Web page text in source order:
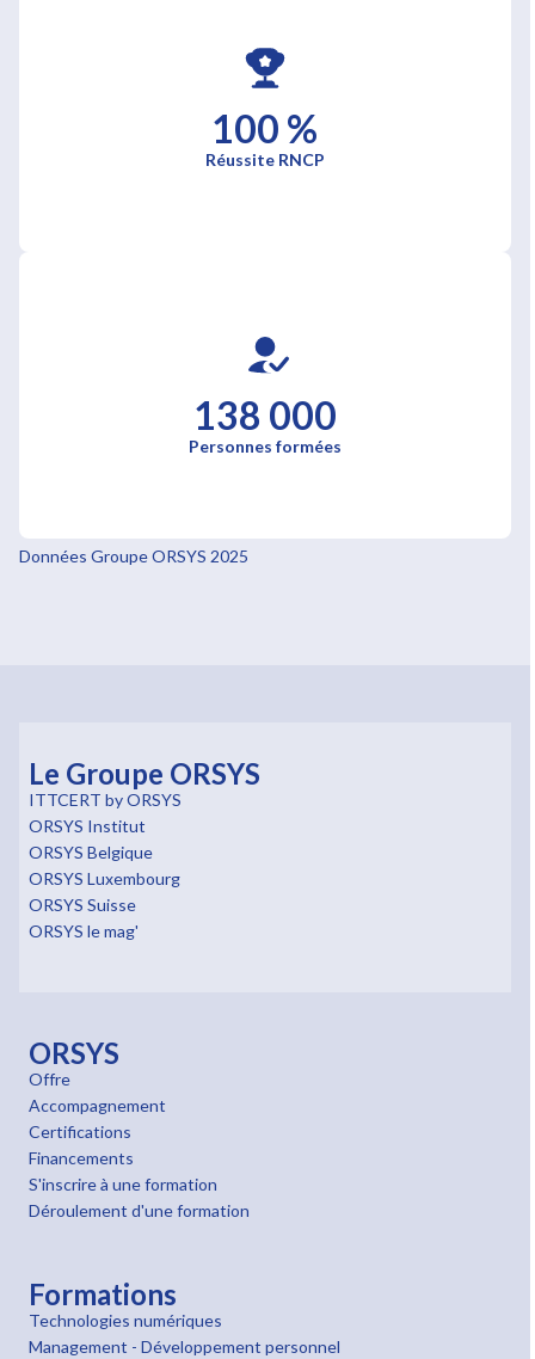
100 %
Réussite RNCP
138 000
Personnes formées
Données Groupe ORSYS 2025
Le Groupe ORSYS
ITTCERT by ORSYS
ORSYS Institut
ORSYS Belgique
ORSYS Luxembourg
ORSYS Suisse
ORSYS le mag'
ORSYS
Offre
Accompagnement
Certifications
Financements
S'inscrire à une formation
Déroulement d'une formation
Formations
Technologies numériques
Management - Développement personnel